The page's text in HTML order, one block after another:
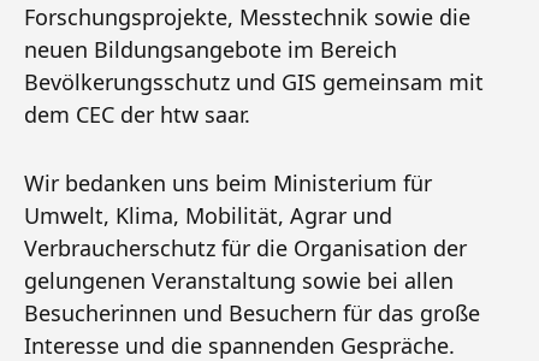
Forschungsprojekte, Messtechnik sowie die
neuen Bildungsangebote im Bereich
Bevölkerungsschutz und GIS gemeinsam mit
dem CEC der htw saar.
Wir bedanken uns beim Ministerium für
Umwelt, Klima, Mobilität, Agrar und
Verbraucherschutz für die Organisation der
gelungenen Veranstaltung sowie bei allen
Besucherinnen und Besuchern für das große
Interesse und die spannenden Gespräche.